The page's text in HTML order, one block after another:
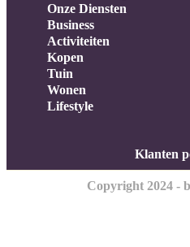
Onze Diensten
Business
Activiteiten
Kopen
Tuin
Wonen
Lifestyle
Klanten
Copyright 2024 -